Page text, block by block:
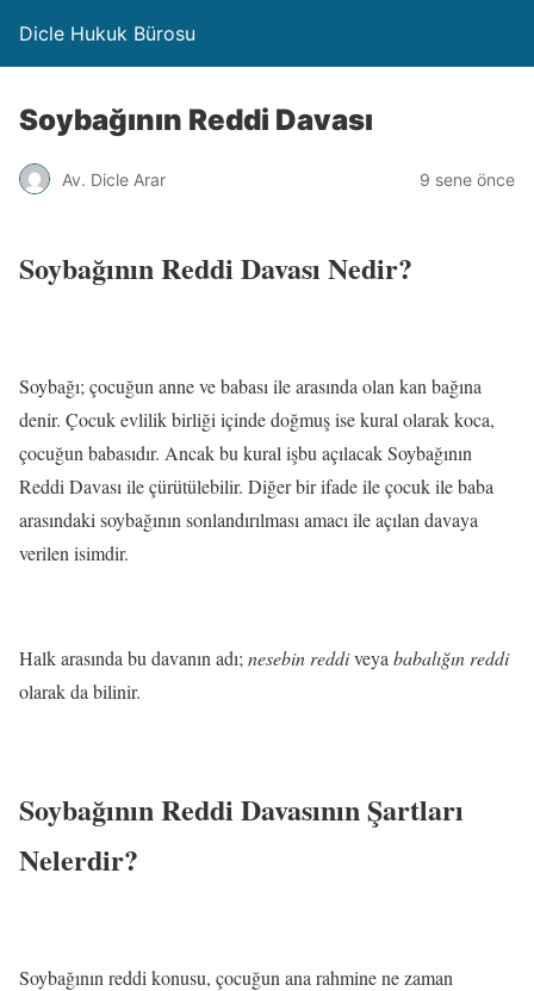
Dicle Hukuk Bürosu
Soybağının Reddi Davası
Av. Dicle Arar 9 sene önce
Soybağının Reddi Davası Nedir?
Soybağı; çocuğun anne ve babası ile arasında olan kan bağına
denir. Çocuk evlilik birliği içinde doğmuş ise kural olarak koca,
çocuğun babasıdır. Ancak bu kural işbu açılacak Soybağının
Reddi Davası ile çürütülebilir. Diğer bir ifade ile çocuk ile baba
arasındaki soybağının sonlandırılması amacı ile açılan davaya
verilen isimdir.
Halk arasında bu davanın adı; nesebin reddiveya babalığın reddi
olarak da bilinir.
Soybağının Reddi Davasının Şartları
Nelerdir?
Soybağının reddi konusu, çocuğun ana rahmine ne zaman